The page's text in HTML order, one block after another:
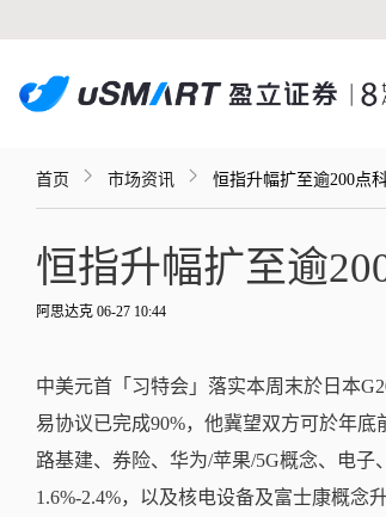
首页 市场资讯 恒指升幅扩至逾200点
恒指升幅扩至逾
阿思达克 06-27 10:44
中美元首「习特会」落实本周末於日本
易协议已完成90%，他冀望双方可於年
路基建、券险、华为/苹果/5G概念、电
1.6%-2.4%，以及核电设备及富士康概念